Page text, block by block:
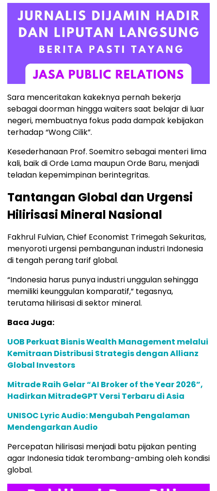
Sara menceritakan kakeknya pernah bekerja
sebagai doorman hingga waiters saat belajar di luar
negeri, membuatnya fokus pada dampak kebijakan
terhadap “Wong Cilik”.
Kesederhanaan Prof. Soemitro sebagai menteri lima
kali, baik di Orde Lama maupun Orde Baru, menjadi
teladan kepemimpinan berintegritas.
Tantangan Global dan Urgensi
Hilirisasi Mineral Nasional
Fakhrul Fulvian, Chief Economist Trimegah Sekuritas,
menyoroti urgensi pembangunan industri Indonesia
di tengah perang tarif global.
“Indonesia harus punya industri unggulan sehingga
memiliki keunggulan komparatif,” tegasnya,
terutama hilirisasi di sektor mineral.
Baca Juga:
UOB Perkuat Bisnis Wealth Management melalui
Kemitraan Distribusi Strategis dengan Allianz
Global Investors
Mitrade Raih Gelar “AI Broker of the Year 2026”,
Hadirkan MitradeGPT Versi Terbaru di Asia
UNISOC Lyric Audio: Mengubah Pengalaman
Mendengarkan Audio
Percepatan hilirisasi menjadi batu pijakan penting
agar Indonesia tidak terombang-ambing oleh kondisi
global.